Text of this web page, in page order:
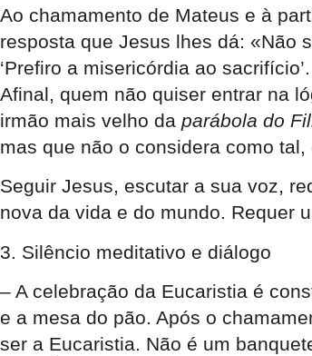
Ao chamamento de Mateus e à
resposta que Jesus lhes dá: «Não
‘Prefiro a misericórdia ao
Afinal, quem não quiser entrar na
irmão mais velho da parábola do
mas que não o considera como
Seguir Jesus, escutar a sua voz,
nova da vida e do mundo. Requer
3. Silêncio meditativo e diálogo
– A celebração da Eucaristia é
e a mesa do pão. Após o
ser a Eucaristia. Não é um